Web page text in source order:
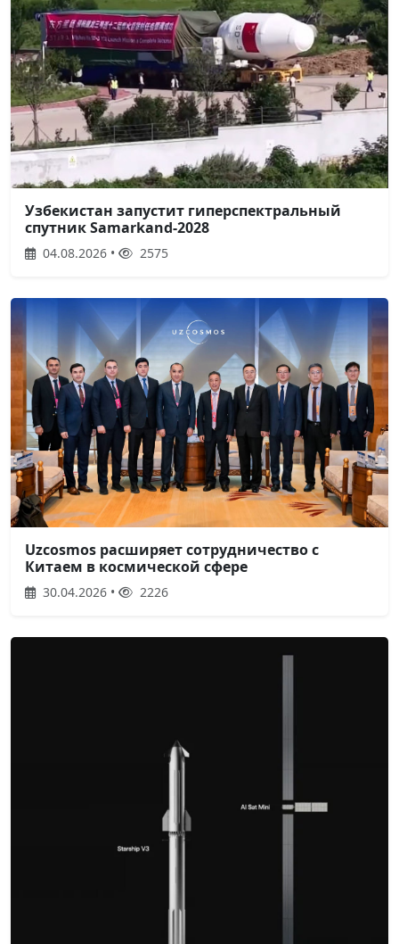
Узбекистан запустит гиперспектральный
спутник Samarkand-2028
04.08.2026 • 2575
Uzcosmos расширяет сотрудничество с
Китаем в космической сфере
30.04.2026 • 2226